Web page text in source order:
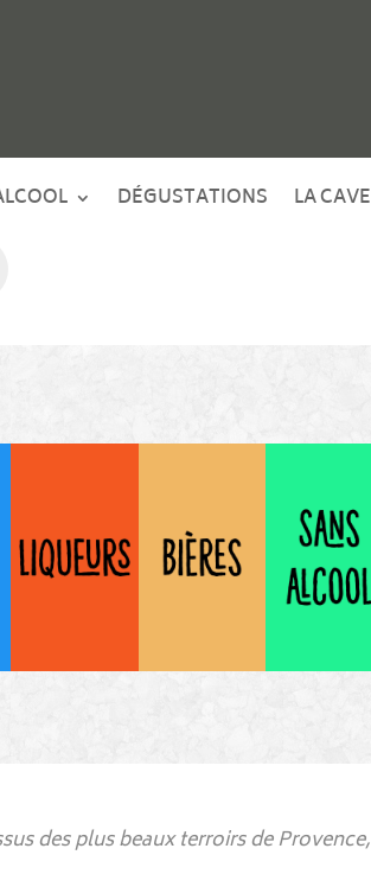
DÉGUSTATIONS
LA CAVE
des plus beaux terroirs de Provence,